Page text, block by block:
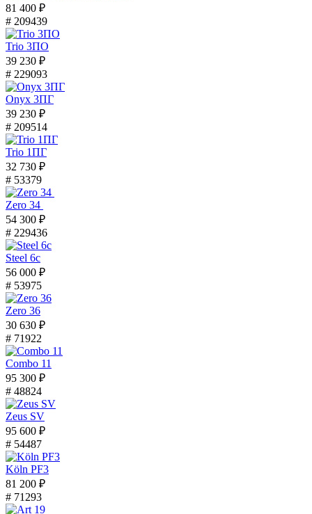
81 400 ₽
# 209439
Trio 3ПО
39 230 ₽
# 229093
Onyx 3ПГ
39 230 ₽
# 209514
Trio 1ПГ
32 730 ₽
# 53379
Zero 34
54 300 ₽
# 229436
Steel 6с
56 000 ₽
# 53975
Zero 36
30 630 ₽
# 71922
Combo 11
95 300 ₽
# 48824
Zeus SV
95 600 ₽
# 54487
Köln PF3
81 200 ₽
# 71293